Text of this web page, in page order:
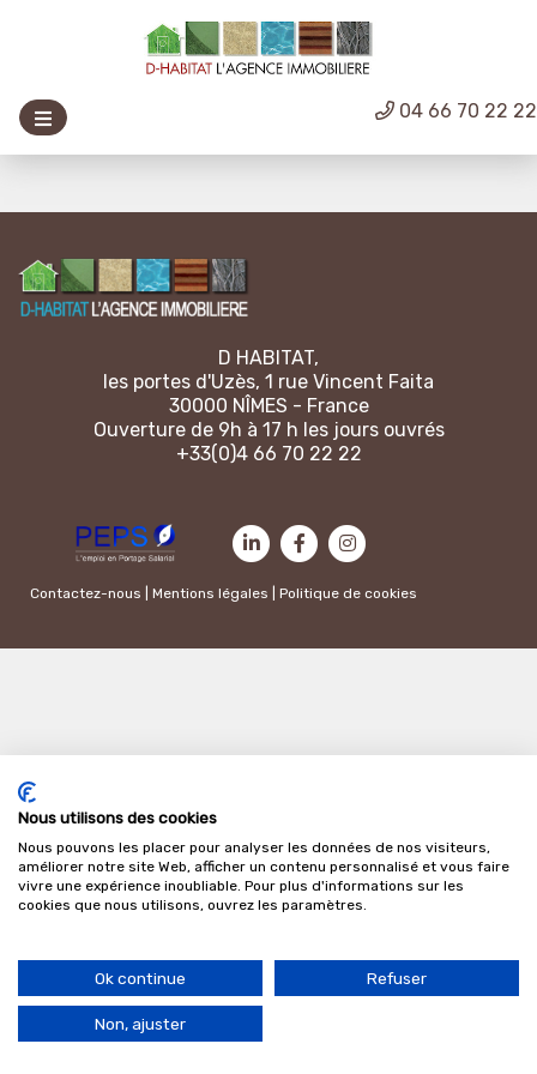
04 66 70 22 22
D HABITAT,
les portes d'Uzès, 1 rue Vincent Faita
30000 NÎMES - France
Ouverture de 9h à 17 h les jours ouvrés
+33(0)4 66 70 22 22
Contactez-nous |Mentions légales |Politique de cookies
Nous utilisons des cookies
Nous pouvons les placer pour analyser les données de nos visiteurs,
améliorer notre site Web, afficher un contenu personnalisé et vous faire
vivre une expérience inoubliable. Pour plus d'informations sur les
cookies que nous utilisons, ouvrez les paramètres.
Ok continue Refuser
Non, ajuster